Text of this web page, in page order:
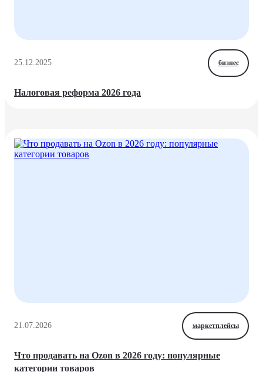
25.12.2025 бизнес
Налоговая реформа 2026 года
21.07.2026 маркетплейсы
Что продавать на Ozon в 2026 году: популярные
категории товаров